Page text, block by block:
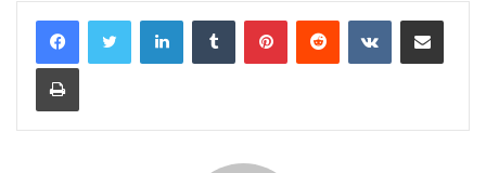
LinkedInTumblr PinterestReddit VKontakteShare via Email
Print